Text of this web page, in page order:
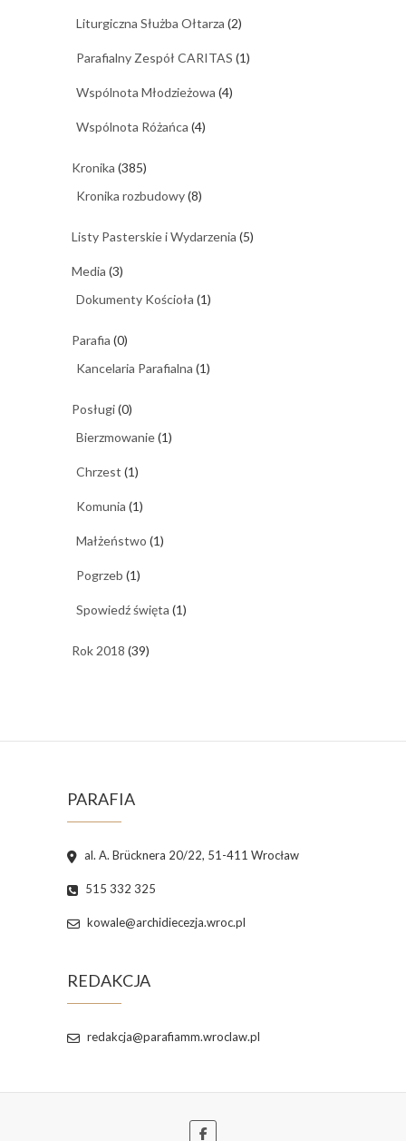
Liturgiczna Służba Ołtarza (2)
Parafialny Zespół CARITAS (1)
Wspólnota Młodzieżowa (4)
Wspólnota Różańca (4)
Kronika (385)
Kronika rozbudowy(8)
Listy Pasterskie i Wydarzenia (5)
Media (3)
Dokumenty Kościoła (1)
Parafia (0)
Kancelaria Parafialna (1)
Posługi(0)
Bierzmowanie(1)
Chrzest (1)
Komunia (1)
Małżeństwo (1)
Pogrzeb (1)
Spowiedź święta (1)
Rok 2018 (39)
PARAFIA
al. A. Brücknera 20/22, 51-411 Wrocław
515 332 325
kowale@archidiecezja.wroc.pl
REDAKCJA
redakcja@parafiamm.wroclaw.pl